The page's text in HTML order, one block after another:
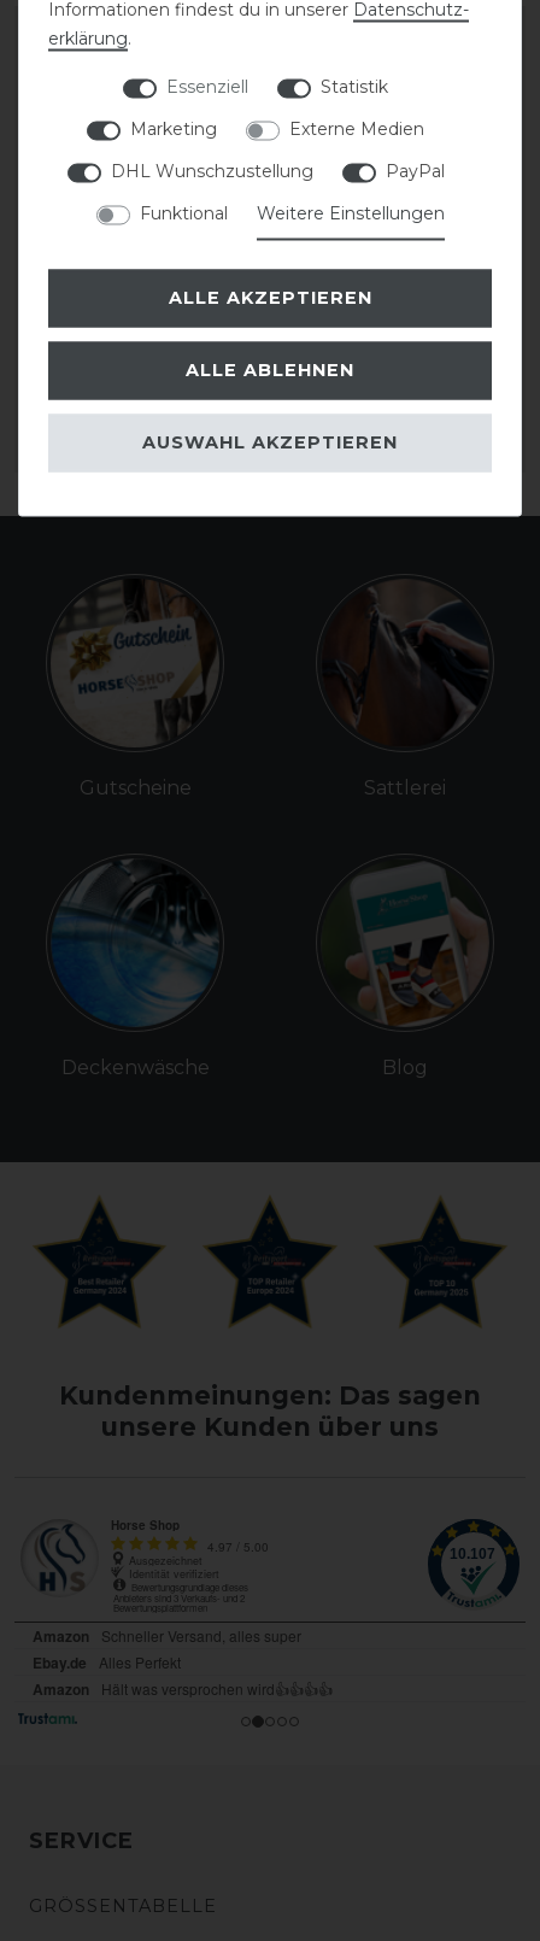
Cooler Fleece Horse
79,99 € *
ARTIKEL MERKEN
Paddockdecke mit
154,00 € *
ARTIKEL MERKEN
Gutscheine
Deckenwäsche
Sattlerei
Blog
Kundenmeinungen: Das sagen
unsere Kunden über uns
SERVICE
GRÖSSENTABELLE
Informationen findest du in unserer Daten­schutz­
erklärung.
Essenziell
Statistik
Marketing
Externe Medien
DHL Wunschzustellung
PayPal
Funktional
Weitere Einstellungen
ALLE AKZEPTIEREN
ALLE ABLEHNEN
AUSWAHL AKZEPTIEREN